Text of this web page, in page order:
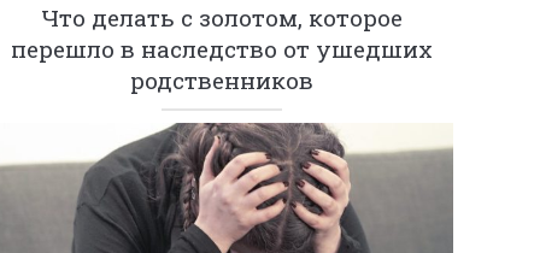
Что делать с золотом, которое
перешло в наследство от ушедших
родственников